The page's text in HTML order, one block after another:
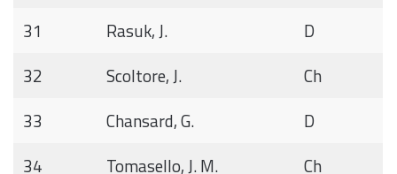
31
Rasuk, J.
D
32
Scoltore, J.
Ch
33
Chansard, G.
D
34
Tomasello, J. M.
Ch